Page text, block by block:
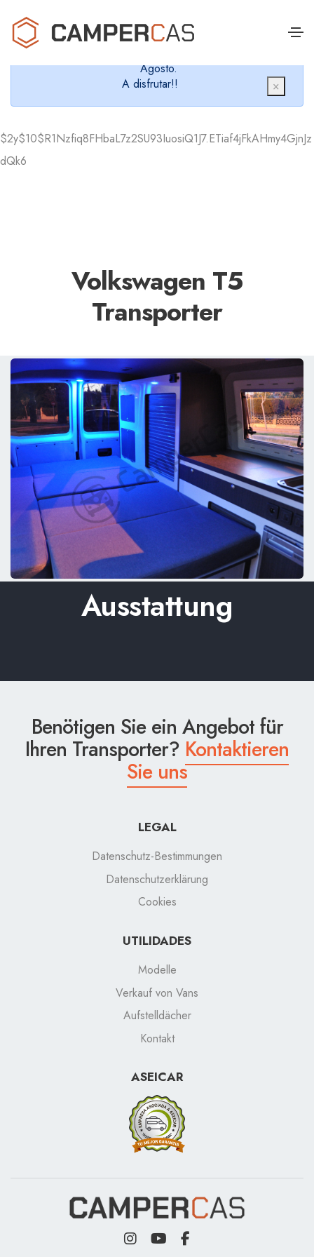
Cerramos en verano, que nos queremos dar un
chapuzón y refrescarnos.
Agosto.
A disfrutar!!
×
$2y$10$R1Nzfiq8FHbaL7z2SU93IuosiQ1J7.ETiaf4jFkAHmy4GjnJz
dQk6
Volkswagen T5
Transporter
Ausstattung
Benötigen Sie ein Angebot für
Ihren Transporter? Kontaktieren
Sie uns
LEGAL
Datenschutz-Bestimmungen
Datenschutzerklärung
Cookies
UTILIDADES
Modelle
Verkauf von Vans
Aufstelldächer
Kontakt
ASEICAR